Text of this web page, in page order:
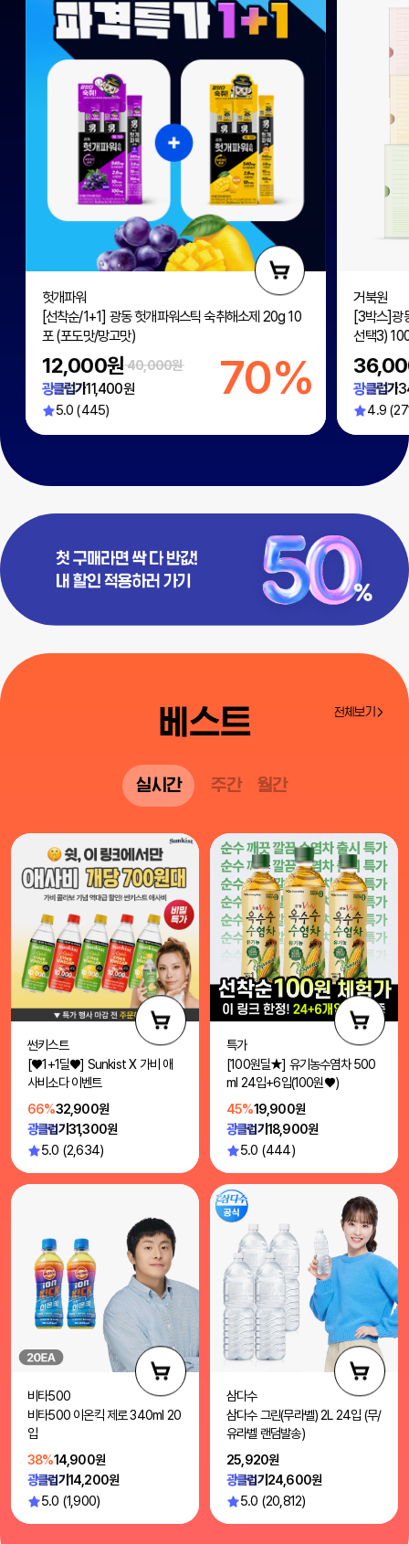
헛개파워
[선착순/1+1] 광동 헛개파워스틱 숙취해소제 20g 10
포 (포도맛/망고맛)
12,000원 40,000원
광클럽가11,400원 70%
5.0 (445)
거북원
[3박스]광
선택3)
광클럽가
4.9
베스트 전체보기
실시간 주간 월간
썬키스트
[♥1+1딜♥] Sunkist X 가비 애
사비소다 이벤트
66%32,900원
광클럽가31,300원
5.0 (2,634)
특가
[100원딜★] 유기농수염차 500
ml 24입+6입(100원♥)
45%19,900원
광클럽가18,900원
5.0 (444)
비타500
비타500 이온킥 제로 340ml 20
입
38%14,900원
광클럽가14,200원
5.0 (1,900)
삼다수
삼다수 그린(무라벨) 2L 24입 (무/
유라벨 랜덤발송)
25,920원
광클럽가24,600원
5.0 (20,812)